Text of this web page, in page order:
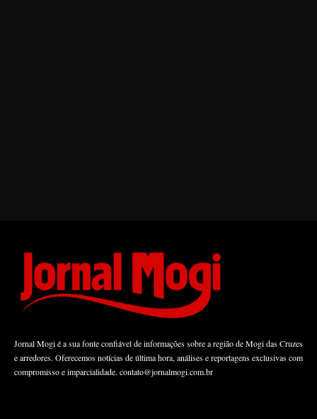
Jornal Mogi é a sua fonte confiável de informações sobre a região de Mogi das Cruzes
e arredores. Oferecemos notícias de última hora, análises e reportagens exclusivas com
compromisso e imparcialidade. contato@jornalmogi.com.br